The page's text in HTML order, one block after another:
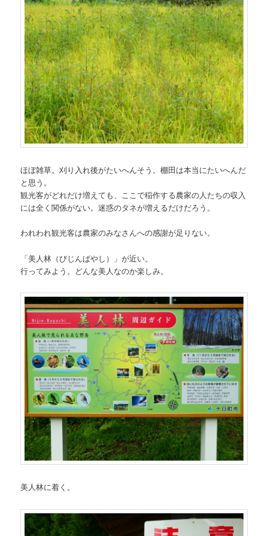
ほぼ雑草。刈り入れ後がたいへんそう。棚田は本当にたいへんだ
と思う。
観光客がどれだけ増えても、ここで稲作する農家の人たちの収入
には全く関係がない。迷惑のタネが増えるだけだろう。
われわれ観光客は農家のみなさんへの感謝が足りない。
「美人林（びじんばやし）」が近い。
行ってみよう。どんな美人なのか楽しみ。
美人林に着く。